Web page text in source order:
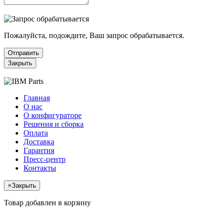
Пожалуйста, подождите, Ваш запрос обрабатывается.
Отправить
Закрыть
Главная
О нас
О конфигураторе
Решения и сборка
Оплата
Доставка
Гарантия
Пресс-центр
Контакты
×Закрыть
Товар добавлен в корзину